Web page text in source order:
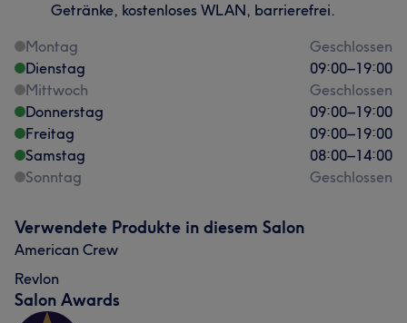
Getränke, kostenloses WLAN, barrierefrei.
Montag
Geschlossen
Dienstag
09:00–19:00
Mittwoch
Geschlossen
Donnerstag
09:00–19:00
Freitag
09:00–19:00
Samstag
08:00–14:00
Sonntag
Geschlossen
Verwendete Produkte in diesem Salon
American Crew
Revlon
Salon Awards